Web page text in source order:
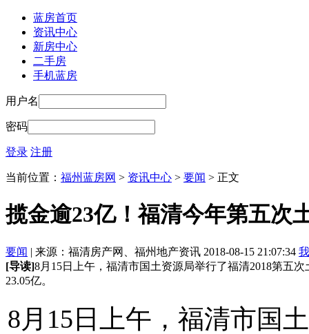
蓝房首页
资讯中心
新房中心
二手房
手机蓝房
用户名
密码
登录 注册
当前位置： 福州蓝房网 > 资讯中心 > 要闻 > 正文
揽金逾23亿！福清今年第五次
要闻 | 来源：福清房产网、福州地产资讯 2018-08-15 21:07:34
[导读]8月15日上午，福清市国土资源局举行了福清2018第五
23.05亿。
8月15日上午，福清市国